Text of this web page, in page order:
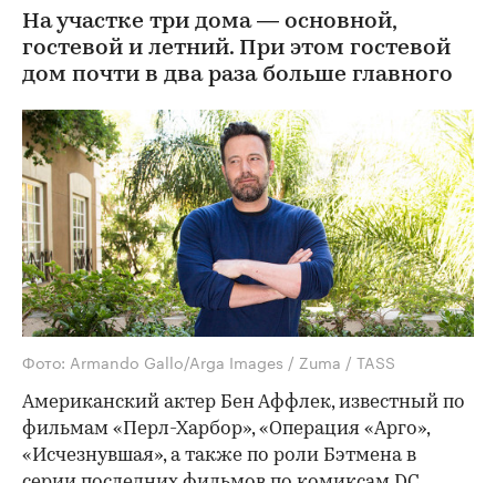
На участке три дома — основной,
гостевой и летний. При этом гостевой
дом почти в два раза больше главного
Фото: Armando Gallo/Arga Images / Zuma / TASS
Американский актер Бен Аффлек, известный по
фильмам «Перл-Харбор», «Операция «Арго»,
«Исчезнувшая», а также по роли Бэтмена в